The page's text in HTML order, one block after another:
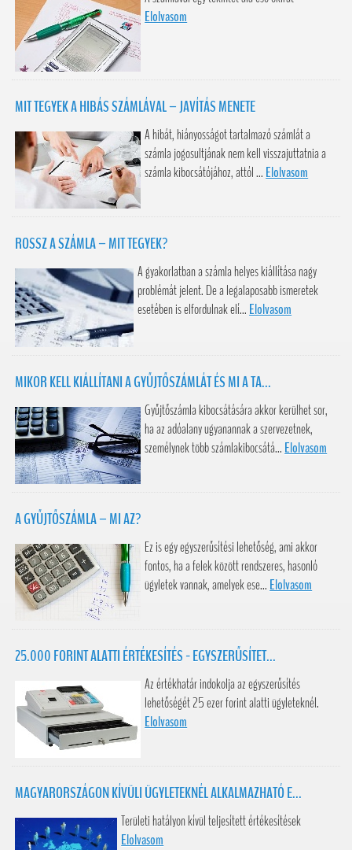
Elolvasom
MIT TEGYEK A HIBÁS SZÁMLÁVAL – JAVÍTÁS MENETE
A hibát, hiányosságot tartalmazó számlát a
számla jogosultjának nem kell visszajuttatnia a
számla kibocsátójához, attól ... Elolvasom
ROSSZ A SZÁMLA – MIT TEGYEK?
A gyakorlatban a számla helyes kiállítása nagy
problémát jelent. De a legalaposabb ismeretek
esetében is elfordulnak elí... Elolvasom
MIKOR KELL KIÁLLÍTANI A GYŰJTŐSZÁMLÁT ÉS MI A TA...
Gyűjtőszámla kibocsátására akkor kerülhet sor,
ha az adóalany ugyanannak a szervezetnek,
személynek több számlakibocsátá... Elolvasom
A GYŰJTŐSZÁMLA – MI AZ?
Ez is egy egyszerűsítési lehetőség, ami akkor
fontos, ha a felek között rendszeres, hasonló
ügyletek vannak, amelyek ese... Elolvasom
25.000 FORINT ALATTI ÉRTÉKESÍTÉS - EGYSZERŰSÍTET...
Az értékhatár indokolja az egyszerűsítés
lehetőségét 25 ezer forint alatti ügyleteknél.
Elolvasom
MAGYARORSZÁGON KÍVÜLI ÜGYLETEKNÉL ALKALMAZHATÓ E...
Területi hatályon kívül teljesített értékesítések
Elolvasom